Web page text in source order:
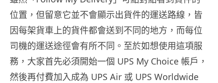
位置，但留意它並不會顯示出貨件的運送路線，皆
因每架貨車上的貨件都會送到不同的地方，而每位
司機的運送途徑會有所不同。至於如想使用這項服
務，大家首先必須開始一個 UPS My Choice 帳戶，
然後再付費加入成為 UPS Air 或 UPS Worldwide